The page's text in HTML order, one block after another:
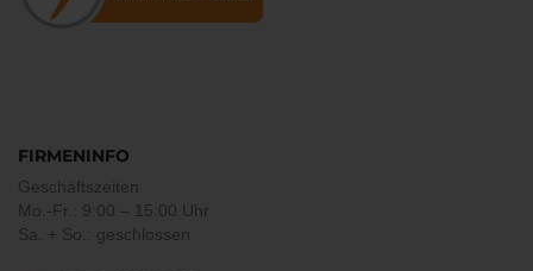
FIRMENINFO
Geschäftszeiten
Mo.-Fr.: 9:00 – 15:00 Uhr
Sa. + So.: geschlossen